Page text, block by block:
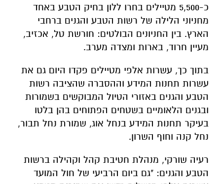
כ-5,500 מטיילים בחרו ללון בחיק הטבע באחד
מחניוני הלילה של רשות הטבע והגנים ברחבי
הארץ. בין החניונים הבולטים: חורשת טל, אכזיב,
מעיין חרוד, בארות ומצדה מערב.
בתוך כך, עשרות אלפי מטיילים פקדו היום גם את
עשרות תחנות המידע וההסברה שהציבה רשות
הטבע והגנים באזורי הטיול המבוקשים בשמורות
ובגנים הלאומיים בשטחים הפתוחים בהן בלטו
בעיקר תחנות המידע בנחל אוג, שמורת נחל תבור,
נחל קנה וחוף השרון.
רעיה שורקי, מנהלת חטיבת קהל וקהילה ברשות
הטבע והגנים: "גם ביום הרביעי של חול המועד